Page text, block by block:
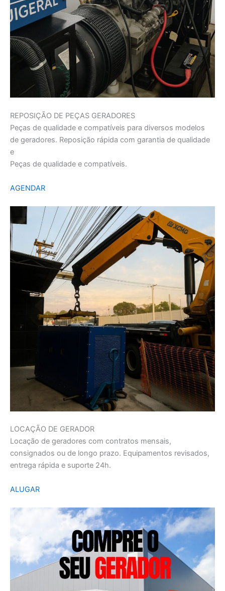
REPOSIÇÃO DE PEÇAS GERADORES
Peças de qualidade e compatíveis para diversos modelos
de geradores. Reposição rápida com garantia de qualidade
e
Peças de qualidade e compatíveis.
AGENDAR
LOCAÇÃO DE GERADOR
Locação de geradores com contratos mensais,
consignados ou de longo prazo. Equipamentos revisados,
entrega rápida e suporte 24h.
ALUGAR